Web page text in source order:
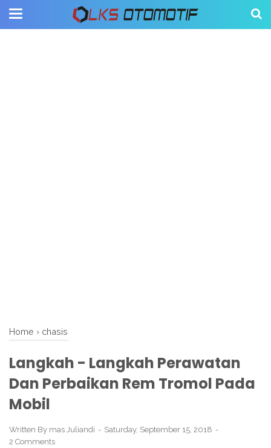
Home › chasis
Langkah - Langkah Perawatan
Dan Perbaikan Rem Tromol Pada
Mobil
Written By mas Juliandi
Saturday, September 15, 2018
2 Comments